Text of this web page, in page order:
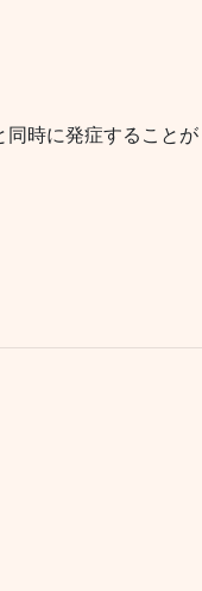
同時に発症することが